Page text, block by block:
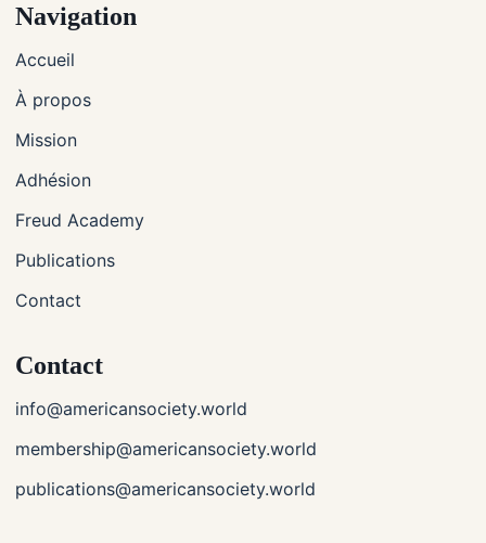
Navigation
Accueil
À propos
Mission
Adhésion
Freud Academy
Publications
Contact
Contact
info@americansociety.world
membership@americansociety.world
publications@americansociety.world